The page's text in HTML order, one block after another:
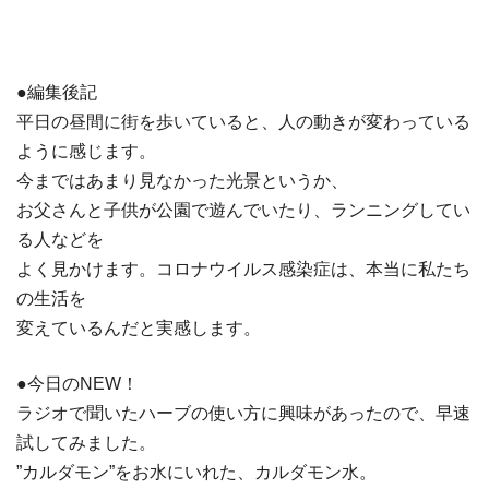
●編集後記
平日の昼間に街を歩いていると、人の動きが変わっている
ように感じます。
今まではあまり見なかった光景というか、
お父さんと子供が公園で遊んでいたり、ランニングしてい
る人などを
よく見かけます。コロナウイルス感染症は、本当に私たち
の生活を
変えているんだと実感します。
●今日のNEW！
ラジオで聞いたハーブの使い方に興味があったので、早速
試してみました。
”カルダモン”をお水にいれた、カルダモン水。